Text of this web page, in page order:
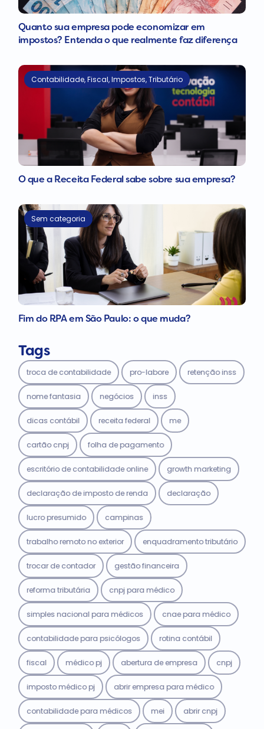
Quanto sua empresa pode economizar em
impostos? Entenda o que realmente faz diferença
Contabilidade,Fiscal,Impostos,Tributário
O que a Receita Federal sabe sobre sua empresa?
Sem categoria
Fim do RPA em São Paulo: o que muda?
Tags
troca de contabilidade pro-labore retenção inss
nome fantasia negócios inss
dicas contábil receita federal me
cartão cnpj folha de pagamento
escritório de contabilidade online growth marketing
declaração de imposto de renda declaração
lucro presumido campinas
trabalho remoto no exterior enquadramento tributário
trocar de contador gestão financeira
reforma tributária cnpj para médico
simples nacional para médicos cnae para médico
contabilidade para psicólogos rotina contábil
fiscal médico pj abertura de empresa cnpj
imposto médico pj abrir empresa para médico
contabilidade para médicos mei abrir cnpj